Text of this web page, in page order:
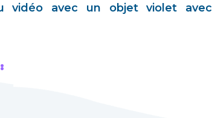
avec un objet violet avec